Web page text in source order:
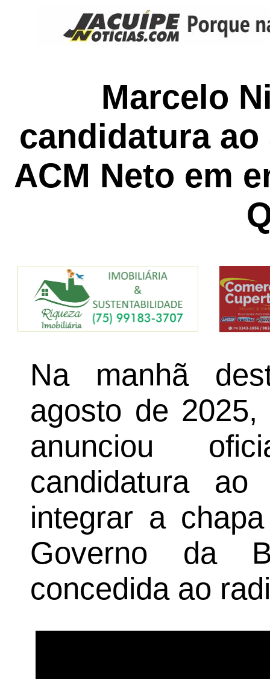
Marcelo
candidatura ao
ACM Neto em
Na manhã
agosto de
anunciou
candidatura ao
integrar a
Governo da
concedida ao